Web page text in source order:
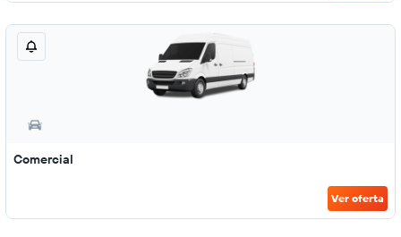
Comercial
Ver oferta